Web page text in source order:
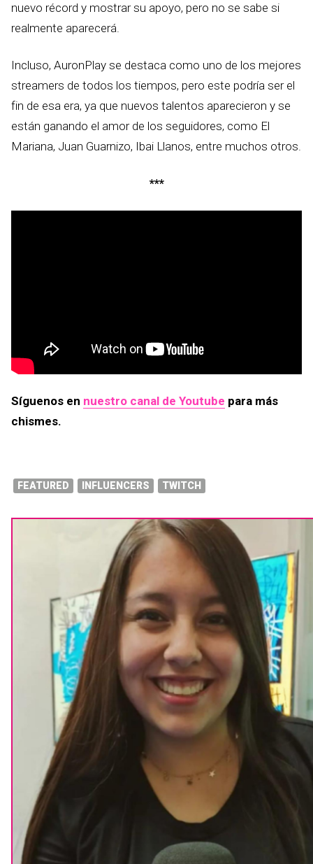
nuevo récord y mostrar su apoyo, pero no se sabe si
realmente aparecerá.
Incluso, AuronPlay se destaca como uno de los mejores
streamers de todos los tiempos, pero este podría ser el
fin de esa era, ya que nuevos talentos aparecieron y se
están ganando el amor de los seguidores, como El
Mariana, Juan Guarnizo, Ibai Llanos, entre muchos otros.
***
Síguenos en nuestro canal de Youtube para más
chismes.
FEATURED INFLUENCERS TWITCH